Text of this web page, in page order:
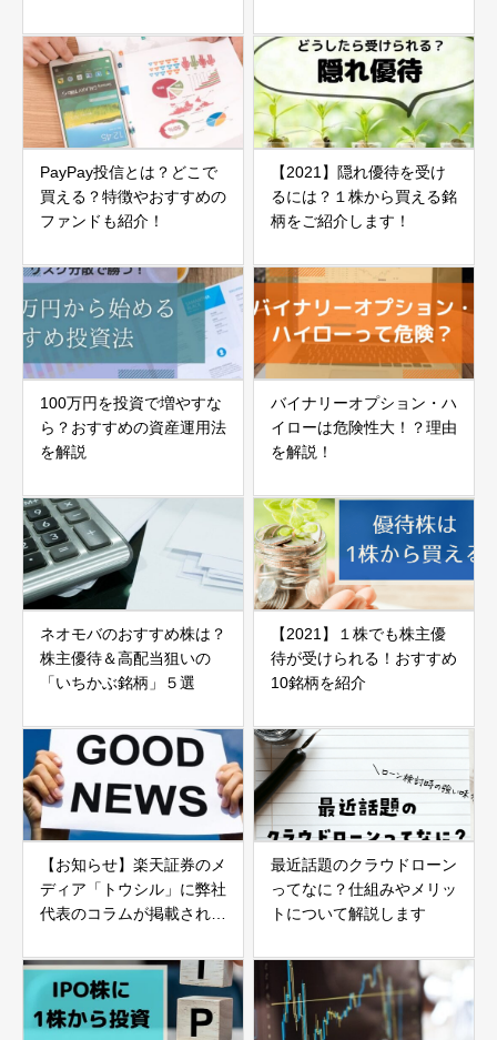
PayPay投信とは？どこで
買える？特徴やおすすめの
ファンドも紹介！
【2021】隠れ優待を受け
るには？１株から買える銘
柄をご紹介します！
100万円を投資で増やすな
ら？おすすめの資産運用法
を解説
バイナリーオプション・ハ
イローは危険性大！？理由
を解説！
ネオモバのおすすめ株は？
株主優待＆高配当狙いの
「いちかぶ銘柄」５選
【2021】１株でも株主優
待が受けられる！おすすめ
10銘柄を紹介
【お知らせ】楽天証券のメ
ディア「トウシル」に弊社
代表のコラムが掲載されま
最近話題のクラウドローン
ってなに？仕組みやメリッ
トについて解説します